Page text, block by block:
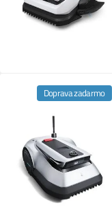
Doprava zadarmo